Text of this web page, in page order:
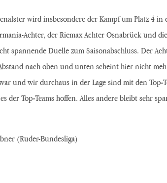
wird insbesondere der Kampf um Platz 4
Achter, der Riemax Achter Osnabrück und
spannende Duelle zum Saisonabschluss. Der
nach oben und unten scheint hier nicht
und wir durchaus in der Lage sind mit den
der Top-Teams hoffen. Alles andere bleibt sehr
(Ruder-Bundesliga)